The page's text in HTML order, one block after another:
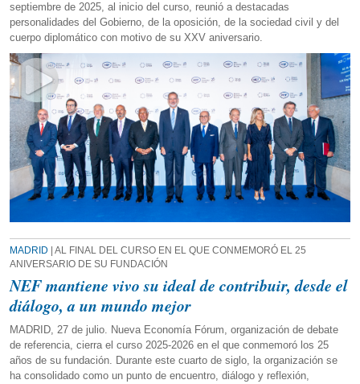
septiembre de 2025, al inicio del curso, reunió a destacadas
personalidades del Gobierno, de la oposición, de la sociedad civil y del
cuerpo diplomático con motivo de su XXV aniversario.
MADRID | AL FINAL DEL CURSO EN EL QUE CONMEMORÓ EL 25
ANIVERSARIO DE SU FUNDACIÓN
NEF mantiene vivo su ideal de contribuir, desde el
diálogo, a un mundo mejor
MADRID, 27 de julio. Nueva Economía Fórum, organización de debate
de referencia, cierra el curso 2025-2026 en el que conmemoró los 25
años de su fundación. Durante este cuarto de siglo, la organización se
ha consolidado como un punto de encuentro, diálogo y reflexión,